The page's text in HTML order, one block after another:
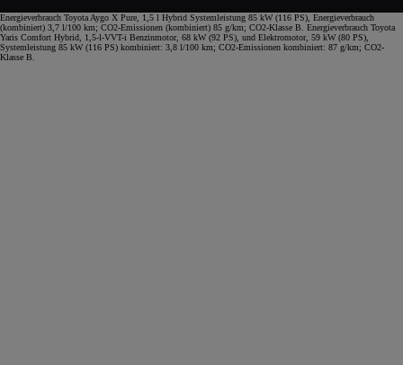
Energieverbrauch Toyota Aygo X Pure, 1,5 l Hybrid Systemleistung 85 kW (116 PS), Energieverbrauch
(kombiniert) 3,7 l/100 km; CO2-Emissionen (kombiniert) 85 g/km; CO2-Klasse B. Energieverbrauch Toyota
Yaris Comfort Hybrid, 1,5-l-VVT-i Benzinmotor, 68 kW (92 PS), und Elektromotor, 59 kW (80 PS),
Systemleistung 85 kW (116 PS) kombiniert: 3,8 l/100 km; CO2-Emissionen kombiniert: 87 g/km; CO2-
Klasse B.